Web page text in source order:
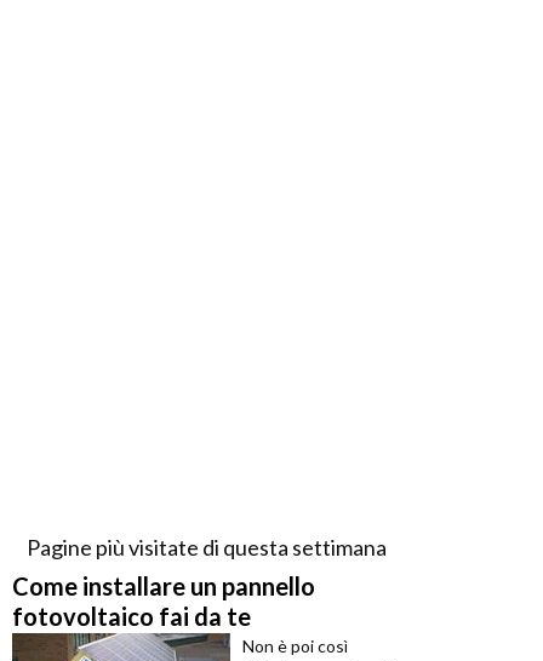
Pagine più visitate di questa settimana
Come installare un pannello
fotovoltaico fai da te
Non è poi così